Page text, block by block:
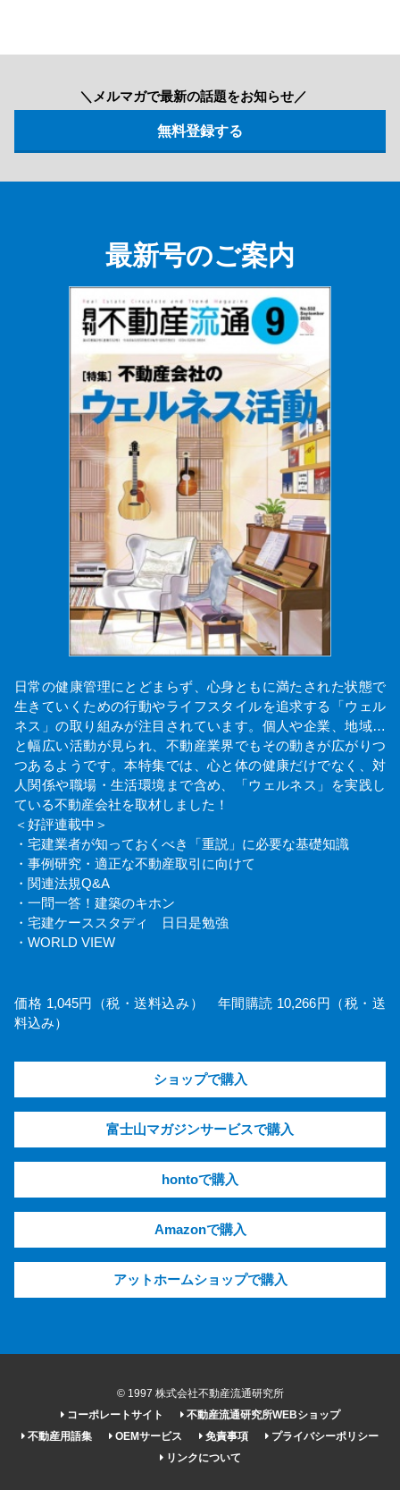
＼メルマガで最新の話題をお知らせ／
最新号のご案内
日常の健康管理にとどまらず、心身ともに満たされた状態で
生きていくための行動やライフスタイルを追求する「ウェル
ネス」の取り組みが注目されています。個人や企業、地域…
と幅広い活動が見られ、不動産業界でもその動きが広がりつ
つあるようです。本特集では、心と体の健康だけでなく、対
人関係や職場・生活環境まで含め、「ウェルネス」を実践し
ている不動産会社を取材しました！
＜好評連載中＞
・宅建業者が知っておくべき「重説」に必要な基礎知識
・事例研究・適正な不動産取引に向けて
・関連法規Q&A
・一問一答！建築のキホン
・宅建ケーススタディ 日日是勉強
・WORLD VIEW
価格 1,045円（税・送料込み） 年間購読 10,266円（税・送
料込み）
ショップで購入
富士山マガジンサービスで購入
hontoで購入
Amazonで購入
アットホームショップで購入
© 1997 株式会社不動産流通研究所
コーポレートサイト
不動産流通研究所WEBショップ
不動産用語集
OEMサービス 免責事項
プライバシーポリシー
リンクについて